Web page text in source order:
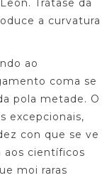
Trátase da
a curvatura
ao
coma se
pola metade. O
excepcionais,
con que se ve
aos científicos
moi raras